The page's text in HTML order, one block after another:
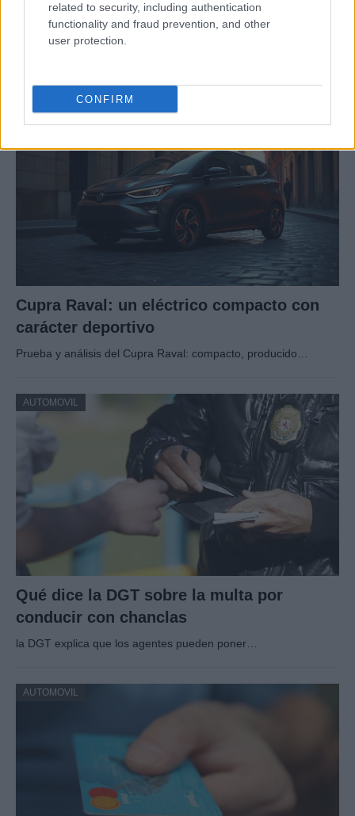
related to security, including authentication
functionality and fraud prevention, and other
user protection.
CONFIRM
Cómo obtener el permiso internacional
para conducir y viajar por todo el mundo
AUTOMOVIL
Cupra Raval: un eléctrico compacto con
carácter deportivo
Prueba y análisis del Cupra Raval: compacto, producido…
AUTOMOVIL
Qué dice la DGT sobre la multa por
conducir con chanclas
la DGT explica que los agentes pueden poner…
AUTOMOVIL